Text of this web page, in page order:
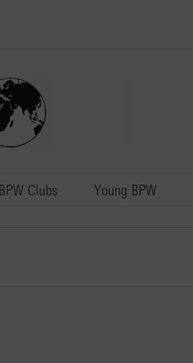
BPW Clubs Young BPW